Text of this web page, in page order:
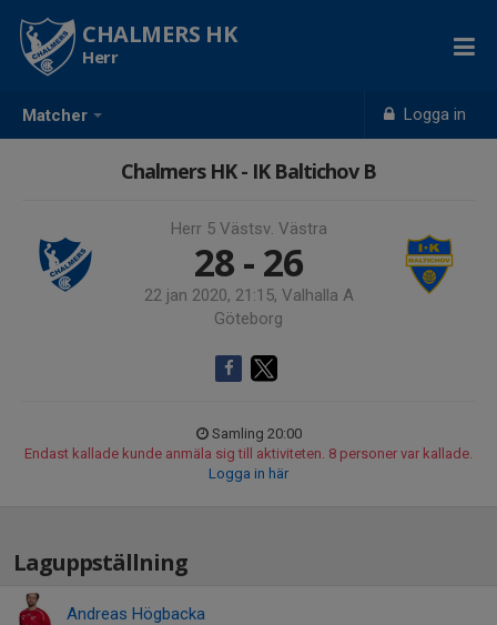
Matcher Logga in
CHALMERS HK
Herr
Chalmers HK - IK Baltichov B
Herr 5 Västsv. Västra
28 - 26
22 jan 2020, 21:15, Valhalla A
Göteborg
Samling 20:00
Endast kallade kunde anmäla sig till aktiviteten. 8 personer var kallade.
Logga in här
Laguppställning
Andreas Högbacka